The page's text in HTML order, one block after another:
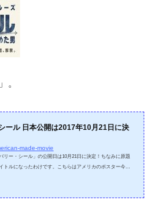
。
ール 日本公開は2017年10月21日に決
made-movie
ー・シール」の公開日は10月21日に決定！ちなみに原題
トルになったわけです。こちらはアメリカのポスター今回